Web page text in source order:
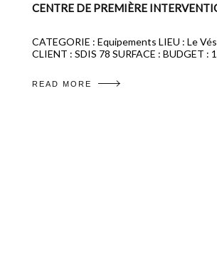
CENTRE DE PREMIÈRE
CATEGORIE : Equipements LIEU : Le
CLIENT : SDIS 78 SURFACE : BUDGET :
READ MORE